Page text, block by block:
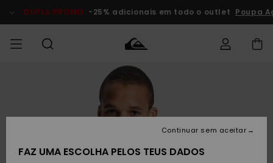
do
DUPLA PROMO -25% adicionais em todo o outlet Poupa
Roupas
MENINO
Roupas
MULHER
Shop
chegados
Surf Shop
Crianças
Artigos
Homem
Artigos
Outlet
Criança
Acede à tua
Devoluções
FAZ UMA ESCOLHA PELOS TEUS DADOS
Continuar sem aceitar